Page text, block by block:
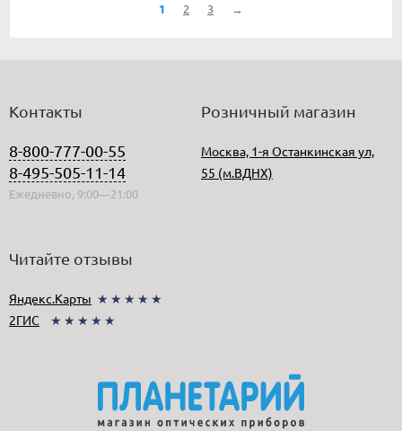
1 2 3 →
Контакты
8-800-777-00-55
8-495-505-11-14
Ежедневно, 9:00—21:00
Розничный магазин
Москва, 1-я Останкинская ул,
55 (м.ВДНХ)
Читайте отзывы
Яндекс.Карты ★★★★★
2ГИС
★★★★★